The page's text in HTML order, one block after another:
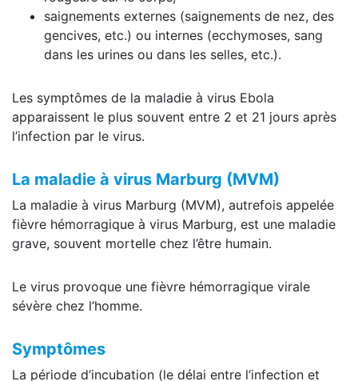
saignements externes (saignements de nez, des
gencives, etc.) ou internes (ecchymoses, sang
dans les urines ou dans les selles, etc.).
Les symptômes de la maladie à virus Ebola
apparaissent le plus souvent entre 2 et 21 jours après
l’infection par le virus.
La maladie à virus Marburg (MVM)
La maladie à virus Marburg (MVM), autrefois appelée
fièvre hémorragique à virus Marburg, est une maladie
grave, souvent mortelle chez l’être humain.
Le virus provoque une fièvre hémorragique virale
sévère chez l’homme.
Symptômes
La période d’incubation (le délai entre l’infection et